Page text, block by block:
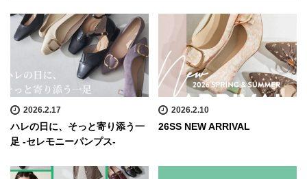
2026.2.17
ハレの日に、そっと寄り添う一
足 -セレモニーパンプス-
2026.2.10
26SS NEW ARRIVAL